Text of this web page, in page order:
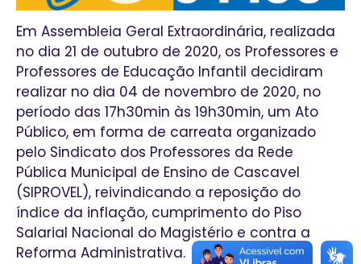
Em Assembleia Geral Extraordinária, realizada
no dia 21 de outubro de 2020, os Professores e
Professores de Educação Infantil decidiram
realizar no dia 04 de novembro de 2020, no
período das 17h30min às 19h30min, um Ato
Público, em forma de carreata organizado
pelo Sindicato dos Professores da Rede
Pública Municipal de Ensino de Cascavel
(SIPROVEL), reivindicando a reposição do
índice da inflação, cumprimento do Piso
Salarial Nacional do Magistério e contra a
Reforma Administrativa.